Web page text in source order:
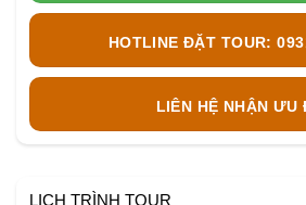
HOTLINE ĐẶT TOUR:
LIÊN HỆ NHẬN ƯU
LỊCH TRÌNH TOUR